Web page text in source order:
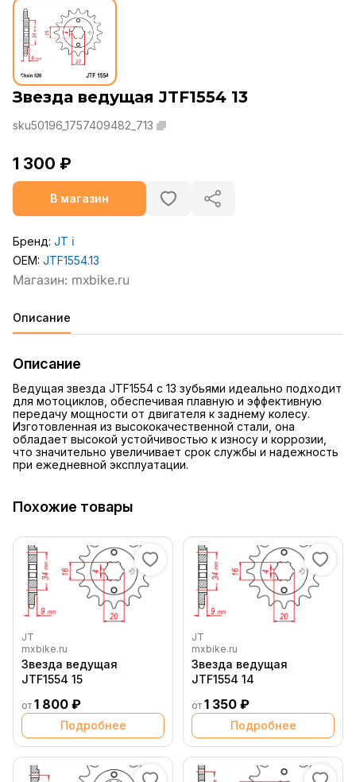
Звезда ведущая JTF1554 13
sku50196_1757409482_713
1 300 ₽
В магазин
Бренд: JT ℹ️
OEM: JTF1554.13
Описание
Описание
Ведущая звезда JTF1554 с 13 зубьями идеально подходит
для мотоциклов, обеспечивая плавную и эффективную
передачу мощности от двигателя к заднему колесу.
Изготовленная из высококачественной стали, она
обладает высокой устойчивостью к износу и коррозии,
что значительно увеличивает срок службы и надежность
при ежедневной эксплуатации.
Похожие товары
JT
mxbike.ru
Звезда ведущая
JTF1554 15
от 1 800 ₽
Подробнее
JT
mxbike.ru
Звезда ведущая
JTF1554 14
от 1 350 ₽
Подробнее